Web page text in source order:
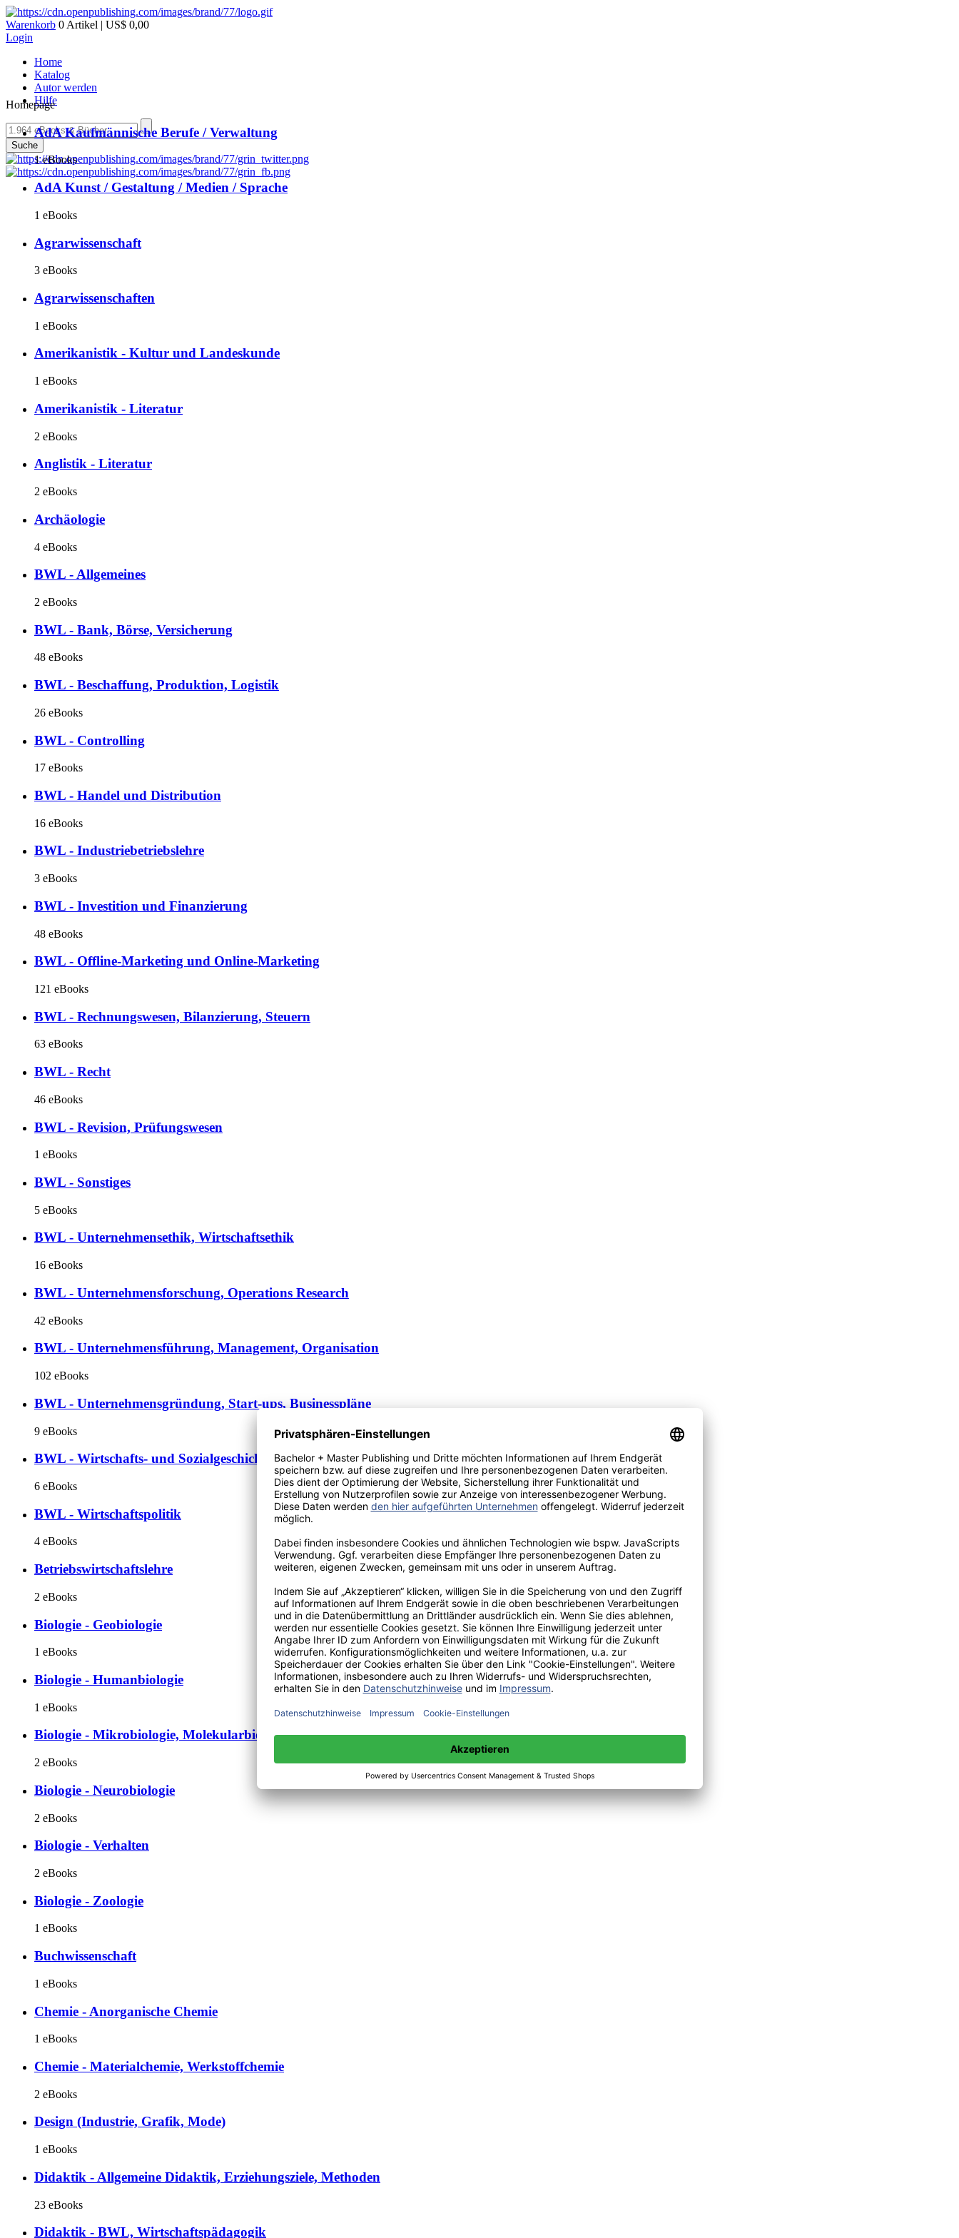
Warenkorb 0 Artikel | US$ 0,00
Login
Home
Katalog
Autor werden
Hilfe
Suche
Homepage
AdA Kaufmännische Berufe / Verwaltung
1 eBooks
AdA Kunst / Gestaltung / Medien / Sprache
1 eBooks
Agrarwissenschaft
3 eBooks
Agrarwissenschaften
1 eBooks
Amerikanistik - Kultur und Landeskunde
1 eBooks
Amerikanistik - Literatur
2 eBooks
Anglistik - Literatur
2 eBooks
Archäologie
4 eBooks
BWL - Allgemeines
2 eBooks
BWL - Bank, Börse, Versicherung
48 eBooks
BWL - Beschaffung, Produktion, Logistik
26 eBooks
BWL - Controlling
17 eBooks
BWL - Handel und Distribution
16 eBooks
BWL - Industriebetriebslehre
3 eBooks
BWL - Investition und Finanzierung
48 eBooks
BWL - Offline-Marketing und Online-Marketing
121 eBooks
BWL - Rechnungswesen, Bilanzierung, Steuern
63 eBooks
BWL - Recht
46 eBooks
BWL - Revision, Prüfungswesen
1 eBooks
BWL - Sonstiges
5 eBooks
BWL - Unternehmensethik, Wirtschaftsethik
16 eBooks
BWL - Unternehmensforschung, Operations Research
42 eBooks
BWL - Unternehmensführung, Management, Organisation
102 eBooks
BWL - Unternehmensgründung, Start-ups, Businesspläne
9 eBooks
BWL - Wirtschafts- und Sozialgeschichte
6 eBooks
BWL - Wirtschaftspolitik
4 eBooks
Betriebswirtschaftslehre
2 eBooks
Biologie - Geobiologie
1 eBooks
Biologie - Humanbiologie
1 eBooks
Biologie - Mikrobiologie, Molekularbiologie
2 eBooks
Biologie - Neurobiologie
2 eBooks
Biologie - Verhalten
2 eBooks
Biologie - Zoologie
1 eBooks
Buchwissenschaft
1 eBooks
Chemie - Anorganische Chemie
1 eBooks
Chemie - Materialchemie, Werkstoffchemie
2 eBooks
Design (Industrie, Grafik, Mode)
1 eBooks
Didaktik - Allgemeine Didaktik, Erziehungsziele, Methoden
23 eBooks
Didaktik - BWL, Wirtschaftspädagogik